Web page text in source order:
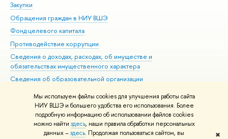
Мы используем файлы cookies для улучшения работы сайта
НИУ ВШЭ и большего удобства его использования. Более
подробную информацию об использовании файлов cookies
можно найти здесь, наши правила обработки персональных
данных –здесь. Продолжая пользоваться сайтом, вы
✖
Закупки
Обращения граждан в НИУ ВШЭ
Фонд целевого капитала
Противодействие коррупции
Сведения о доходах, расходах, об имуществе и
обязательствах имущественного характера
Сведения об образовательной организации
Людям с ограниченными возможностями здоровья
Единая платежная страница
Работа в Вышке